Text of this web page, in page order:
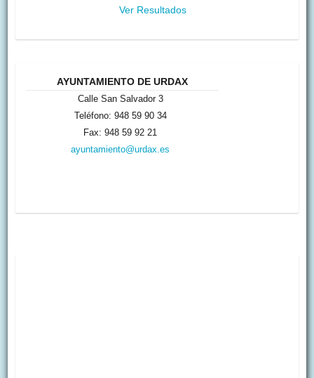
Ver Resultados
AYUNTAMIENTO DE URDAX
Calle San Salvador 3
Teléfono: 948 59 90 34
Fax: 948 59 92 21
ayuntamiento@urdax.es